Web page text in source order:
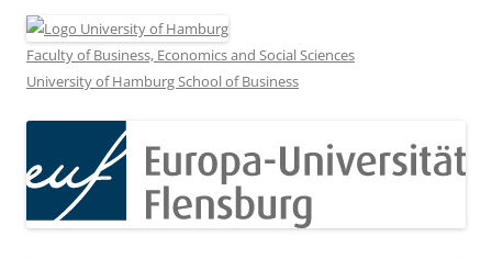
Faculty of Business, Economics and Social Sciences
University of Hamburg School of Business